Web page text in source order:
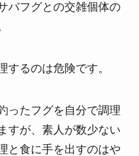
バフグとの交雑個体の
するのは危険です。
ったフグを自分で調理
すが、素人が数少ない
と食に手を出すのはや